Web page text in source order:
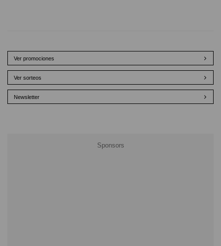
Ver promociones
Ver sorteos
Newsletter